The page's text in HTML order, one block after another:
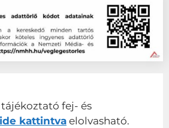
fej- és
ide kattintva elolvasható.